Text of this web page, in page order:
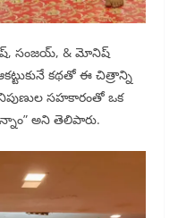
సంజయ్, & మోనిష్
కథతో ఈ చిత్రాన్ని
నిపుణుల సహకారంతో ఒక
అని తెలిపారు.